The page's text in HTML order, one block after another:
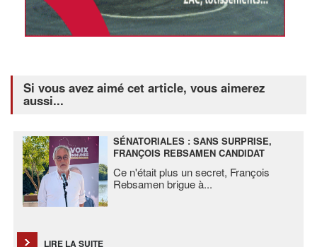
Si vous avez aimé cet article, vous aimerez
aussi...
SÉNATORIALES : SANS SURPRISE,
FRANÇOIS REBSAMEN CANDIDAT
Ce n'était plus un secret, François
Rebsamen brigue à...
LIRE LA SUITE